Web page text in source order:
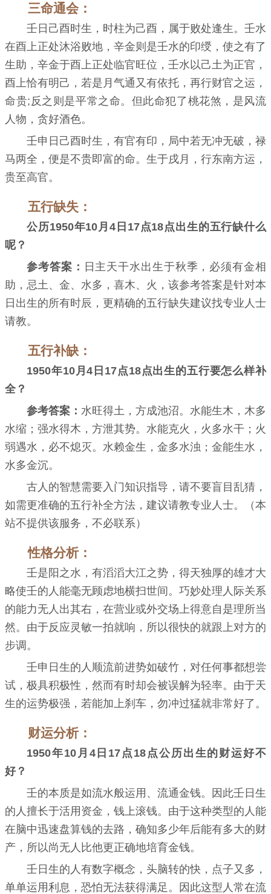
三命通会：
壬日己酉时生，时柱为己酉，属于败处逢生。壬水
在酉上正处沐浴败地，辛金则是壬水的印绶，使之有了
生助，辛金于酉上正处临官旺位，壬水以己土为正官，
酉上恰有明己，若是月气通又有依托，再行财官之运，
命贵;反之则是平常之命。但此命犯了桃花煞，是风流
人物，贪好酒色。
壬申日己酉时生，有官有印，局中若无冲无破，禄
马两全，便是不贵即富的命。生于戌月，行东南方运，
贵至高官。
五行缺失：
公历1950年10月4日17点18点出生的五行缺什么
呢？
参考答案： 日主天干水出生于秋季，必须有金相
助，忌土、金、水多，喜木、火，该参考答案是针对本
日出生的所有时辰，更精确的五行缺失建议找专业人士
请教。
五行补缺：
1950年10月4日17点18点出生的五行要怎么样补
全？
参考答案： 水旺得土，方成池沼。水能生木，木多
水缩；强水得木，方泄其势。水能克火，火多水干；火
弱遇水，必不熄灭。水赖金生，金多水浊；金能生水，
水多金沉。
古人的智慧需要入门知识指导，请不要盲目乱猜，
如需更准确的五行补全方法，建议请教专业人士。（本
站不提供该服务，不必联系）
性格分析：
壬是阳之水，有滔滔大江之势，得天独厚的雄才大
略使壬的人能毫无顾虑地横扫世间。巧妙处理人际关系
的能力无人出其右，在营业或外交场上得意自是理所当
然。由于反应灵敏一拍就响，所以很快的就跟上对方的
步调。
壬申日生的人顺流前进势如破竹，对任何事都想尝
试，极具积极性，然而有时却会被误解为轻率。由于天
生的运势极强，若能加上刹车，勿冲过猛就非常好了。
财运分析：
1950年10月4日17点18点公历出生的财运好不
好？
壬的本质是如流水般运用、流通金钱。因此壬日生
的人擅长于活用资金，钱上滚钱。由于这种类型的人能
在脑中迅速盘算钱的去路，确知多少年后能有多大的财
产，所以尚无人比他更正确地培育金钱。
壬日生的人有数字概念，头脑转的快，点子又多，
单单运用利息，恐怕无法获得满足。因此这型人常在流